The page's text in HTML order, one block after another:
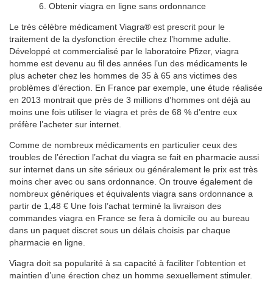
Obtenir viagra en ligne sans ordonnance
Le très célèbre médicament Viagra® est prescrit pour le
traitement de la dysfonction érectile chez l’homme adulte.
Développé et commercialisé par le laboratoire Pfizer, viagra
homme est devenu au fil des années l’un des médicaments le
plus acheter chez les hommes de 35 à 65 ans victimes des
problèmes d’érection. En France par exemple, une étude réalisée
en 2013 montrait que près de 3 millions d’hommes ont déjà au
moins une fois utiliser le viagra et près de 68 % d’entre eux
préfère l’acheter sur internet.
Comme de nombreux médicaments en particulier ceux des
troubles de l’érection l’achat du viagra se fait en pharmacie aussi
sur internet dans un site sérieux ou généralement le prix est très
moins cher avec ou sans ordonnance. On trouve également de
nombreux génériques et équivalents viagra sans ordonnance a
partir de 1,48 € Une fois l’achat terminé la livraison des
commandes viagra en France se fera à domicile ou au bureau
dans un paquet discret sous un délais choisis par chaque
pharmacie en ligne.
Viagra doit sa popularité à sa capacité à faciliter l’obtention et
maintien d’une érection chez un homme sexuellement stimuler.